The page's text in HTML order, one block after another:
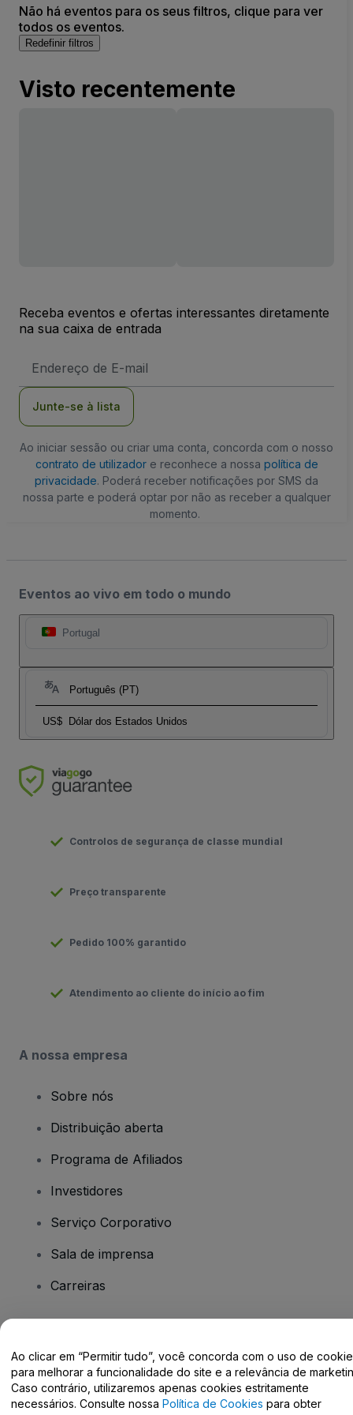
Não há eventos para os seus filtros, clique para ver
todos os eventos.
Redefinir filtros
Visto recentemente
Receba eventos e ofertas interessantes diretamente
na sua caixa de entrada
de
Junte-se à lista
Ao iniciar sessão ou criar uma conta, concorda com o nosso
contrato de utilizadore reconhece a nossa política de
privacidade. Poderá receber notificações por SMS da
nossa parte e poderá optar por não as receber a qualquer
momento.
Eventos ao vivo em todo o mundo
Portugal
Português (PT)
US$ Dólar dos Estados Unidos
Controlos de segurança de classe mundial
Preço transparente
Pedido 100% garantido
Atendimento ao cliente do início ao fim
A nossa empresa
Sobre nós
Distribuição aberta
Programa de Afiliados
Investidores
Serviço Corporativo
Sala de imprensa
Carreiras
Centro de Ajuda / Fale Conosco
Ao clicar em “Permitir tudo”, você concorda com o uso de
para melhorar a funcionalidade do site e a relevância de
Caso contrário, utilizaremos apenas cookies estritamente
necessários. Consulte nossa Política de Cookies para obter